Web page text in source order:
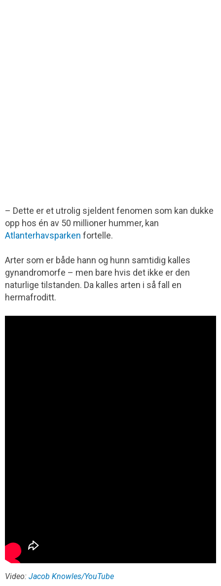
– Dette er et utrolig sjeldent fenomen som kan dukke
opp hos én av 50 millioner hummer, kan
Atlanterhavsparken fortelle.
Arter som er både hann og hunn samtidig kalles
gynandromorfe – men bare hvis det ikke er den
naturlige tilstanden. Da kalles arten i så fall en
hermafroditt.
Video: Jacob Knowles/YouTube